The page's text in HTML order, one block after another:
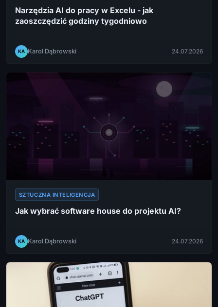
Narzędzia AI do pracy w Excelu - jak
zaoszczędzić godziny tygodniowo
KA Karol Dąbrowski 24.07.2026
SZTUCZNA INTELIGENCJA
Jak wybrać software house do projektu AI?
KA Karol Dąbrowski 24.07.2026